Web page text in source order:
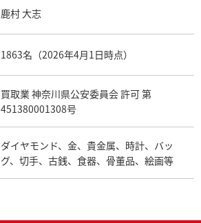
鹿村 大志
1863名（2026年4月1日時点）
買取業 神奈川県公安委員会 許可 第
451380001308号
ダイヤモンド、金、貴金属、時計、バッ
グ、切手、古銭、食器、骨董品、絵画等